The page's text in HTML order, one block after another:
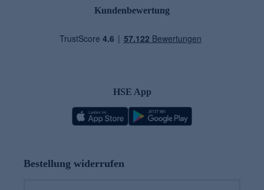
Kundenbewertung
HSE App
Bestellung widerrufen